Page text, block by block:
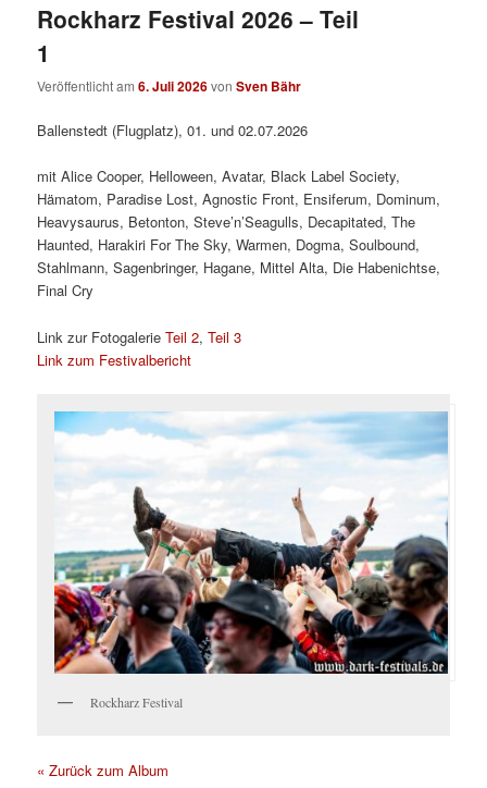
Rockharz Festival 2026 – Teil
1
Veröffentlicht am6. Juli 2026vonSven Bähr
Ballenstedt (Flugplatz), 01. und 02.07.2026
mit Alice Cooper, Helloween, Avatar, Black Label Society,
Hämatom, Paradise Lost, Agnostic Front, Ensiferum, Dominum,
Heavysaurus, Betonton, Steve’n’Seagulls, Decapitated, The
Haunted, Harakiri For The Sky, Warmen, Dogma, Soulbound,
Stahlmann, Sagenbringer, Hagane, Mittel Alta, Die Habenichtse,
Final Cry
Link zur FotogalerieTeil 2,Teil 3
Link zum Festivalbericht
Rockharz Festival
« Zurück zum Album